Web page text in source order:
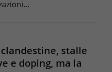
clandestine, stalle
e doping, ma la